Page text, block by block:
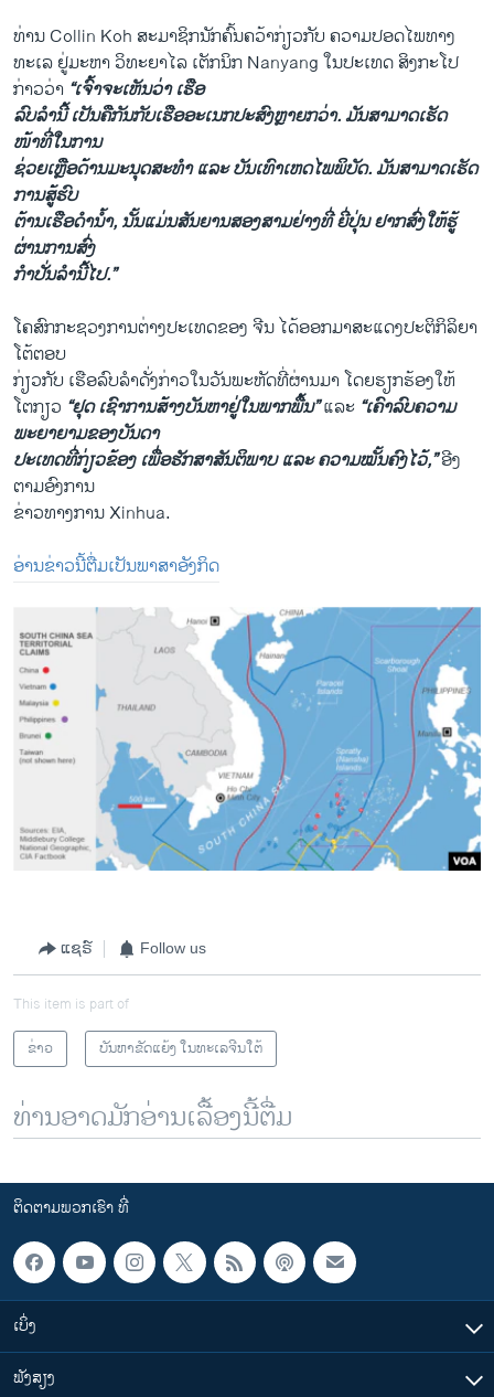
ທ່ານ Collin Koh ສະມາຊິກນັກຄົ້ນຄວ້າກ່ຽວກັບ ຄວາມປອດໄພທາງ
ທະເລ ຢູ່ມະຫາ ວິທະຍາໄລ ເຕັກນິກ Nanyang ໃນປະເທດ ສິງກະໂປ
ກ່າວວ່າ “ເຈົ້າຈະເຫັນວ່າ ເຮືອ
ລົບລຳນີ້ ເປັນຄືກັນກັບເຮືອອະເນກປະສົງຫຼາຍກວ່າ. ມັນສາມາດເຮັດ
ໜ້າທີ່ໃນການ
ຊ່ວຍເຫຼືອດ້ານມະນຸດສະທຳ ແລະ ບັນເທົາເຫດໄພພິບັດ. ມັນສາມາດເຮັດ
ການສູ້ຮົບ
ຕ້ານເຮືອດຳນ້ຳ, ນັ້ນແມ່ນສັນຍານສອງສາມຢ່າງທີ່ ຍີ່ປຸ່ນ ຢາກສົ່ງໃຫ້ຮູ້
ຜ່ານການສົ່ງ
ກຳປັ່ນລຳນີ້ໄປ.”
ໂຄສົກກະຊວງການຕ່າງປະເທດຂອງ ຈີນ ໄດ້ອອກມາສະແດງປະຕິກິລິຍາ
ໂຕ້ຕອບ
ກ່ຽວກັບ ເຮືອລົບລຳດັ່ງກ່າວໃນວັນພະຫັດທີ່ຜ່ານມາ ໂດຍຮຽກຮ້ອງໃຫ້
ໂຕກຽວ “ຢຸດ ເຊົາການສ້າງບັນຫາຢູ່ໃນພາກພື້ນ”ແລະ “ເຄົາລົບຄວາມ
ພະຍາຍາມຂອງບັນດາ
ປະເທດທີ່ກ່ຽວຂ້ອງ ເພື່ອຮັກສາສັນຕິພາບ ແລະ ຄວາມໝັ້ນຄົງໄວ້,”ອີງ
ຕາມອົງການ
ຂ່າວທາງການ Xinhua.
ອ່ານຂ່າວນີ້ຕື່ມເປັນພາສາອັງກິດ
ແຊຣ໌ Follow us
This item is part of
ຂ່າວ
ບັນຫາຂັດແຍ້ງ ໃນທະເລຈີນໃຕ້
ທ່ານອາດມັກອ່ານເລື້ອງນີ້ຕື່ມ
ຕິດຕາມພວກເຮົາ ທີ່
ເບິ່ງ
ຟັງສຽງ